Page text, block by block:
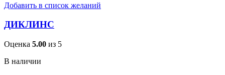
Добавить в список желаний
ДИКЛИНС
Оценка 5.00 из 5
В наличии